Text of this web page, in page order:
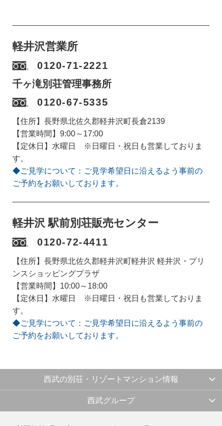
軽井沢営業所
0120-71-2221
千ヶ滝別荘管理事務所
0120-67-5335
【住所】長野県北佐久郡軽井沢町長倉2139
【営業時間】9:00～17:00
【定休日】水曜日 ※日曜日・祝日も営業しておりま
す。
◆ご見学について：ご見学希望日に沿えるよう事前の
ご予約をお願いしております。
軽井沢 駅前別荘販売センター
0120-72-4411
【住所】長野県北佐久郡軽井沢町軽井沢 軽井沢・プリ
ンスショッピングプラザ
【営業時間】10:00～18:00
【定休日】水曜日 ※日曜日・祝日も営業しておりま
す。
◆ご見学について：ご見学希望日に沿えるよう事前の
ご予約をお願いしております。
西武の別荘・リゾートマンション情報
西武グループ